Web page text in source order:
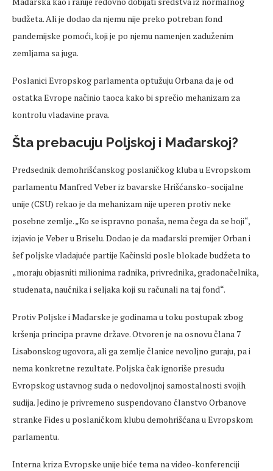
budžeta. Ali je dodao da njemu nije preko potreban fond
pandemijske pomoći, koji je po njemu namenjen zaduženim
zemljama sa juga.
Poslanici Evropskog parlamenta optužuju Orbana da je od
ostatka Evrope načinio taoca kako bi sprečio mehanizam za
kontrolu vladavine prava.
Šta prebacuju Poljskoj i Mađarskoj?
Predsednik demohrišćanskog poslaničkog kluba u Evropskom
parlamentu Manfred Veber iz bavarske Hrišćansko-socijalne
unije (CSU) rekao je da mehanizam nije uperen protiv neke
posebne zemlje. „Ko se ispravno ponaša, nema čega da se boji“,
izjavio je Veber u Briselu. Dodao je da mađarski premijer Orban i
šef poljske vladajuće partije Kačinski posle blokade budžeta to
„moraju objasniti milionima radnika, privrednika, gradonačelnika,
studenata, naučnika i seljaka koji su računali na taj fond“.
Protiv Poljske i Mađarske je godinama u toku postupak zbog
kršenja principa pravne države. Otvoren je na osnovu člana 7
Lisabonskog ugovora, ali ga zemlje članice nevoljno guraju, pa i
nema konkretne rezultate. Poljska čak ignoriše presudu
Evropskog ustavnog suda o nedovoljnoj samostalnosti svojih
sudija. Jedino je privremeno suspendovano članstvo Orbanove
stranke Fides u poslaničkom klubu demohrišćana u Evropskom
parlamentu.
Interna kriza Evropske unije biće tema na video-konferenciji